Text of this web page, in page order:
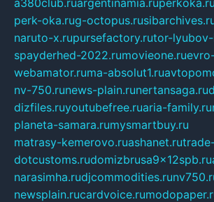
perk-oka.rug-octopus.ru
naruto-x.rupursefactory.rutor-
spayderhed-2022.rumovieone.ru
webamator.ruma-absolut1.ru
nv-750.runews-plain.runertansaga.ru
dizfiles.ruyoutubefree.ruaria-family.ru
planeta-samara.rumysmartbuy.ru
matrasy-kemerovo.ruashanet.ru
dotcustoms.rudomizbrusa9x12spb.ru
narasimha.rudjcommodities.ru
newsplain.rucardvoice.ru